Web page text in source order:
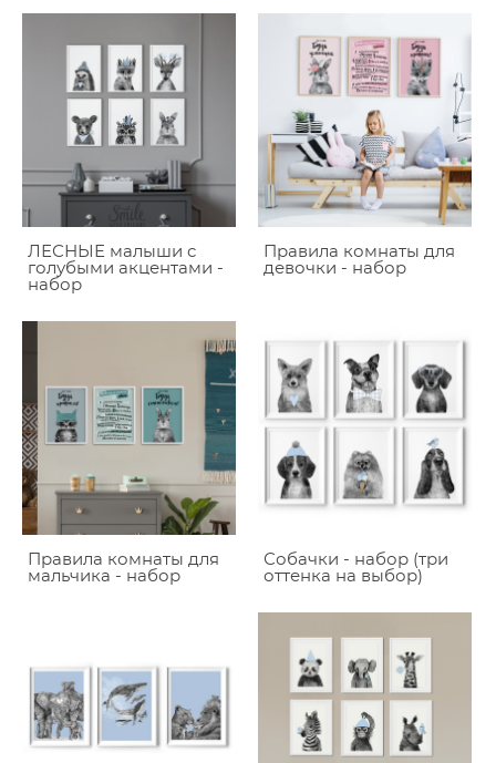
ЛЕСНЫЕ малыши c
голубыми акцентами -
набор
Правила комнаты для
девочки - набор
Правила комнаты для
мальчика - набор
Собачки - набор (три
оттенка на выбор)